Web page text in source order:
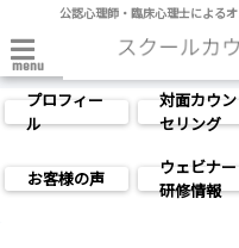
公認心理師・臨床心理士による
menu
プロフィー
ル
対面カウン
セリング
お客様の声
ウェビナー
研修情報